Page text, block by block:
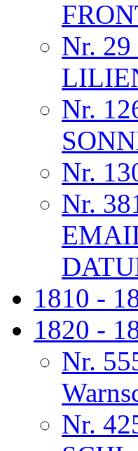
Nr.
Nr.
Nr.
Nr.
1810 -
1820 -
Nr.
Nr.